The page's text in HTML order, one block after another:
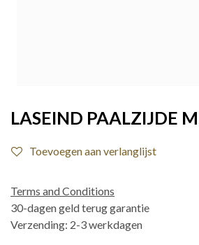
LASEIND PAALZIJDE
Toevoegen aan verlanglijst
Terms and Conditions
30-dagen geld terug garantie
Verzending: 2-3 werkdagen